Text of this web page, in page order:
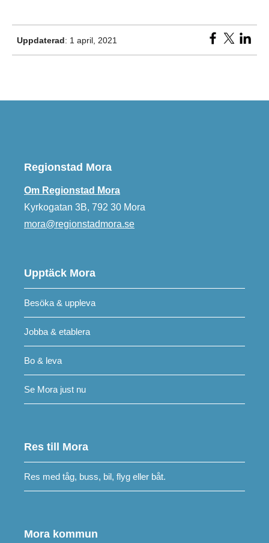
Uppdaterad: 1 april, 2021
Regionstad Mora
Om Regionstad Mora
Kyrkogatan 3B, 792 30 Mora
mora@regionstadmora.se
Upptäck Mora
Besöka & uppleva
Jobba & etablera
Bo & leva
Se Mora just nu
Res till Mora
Res med tåg, buss, bil, flyg eller båt.
Mora kommun